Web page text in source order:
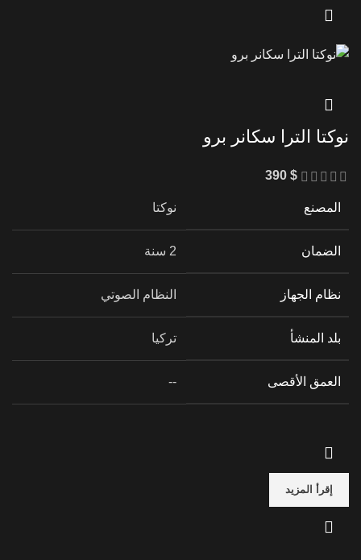
نوكتا الترا سكانر برو
390 $
المصنع نوكتا
الضمان 2 سنة
نظام الجهاز النظام الصوتي
بلد المنشأ تركيا
العمق الأقصى --
إقرأ المزيد